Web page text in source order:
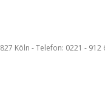
Köln - Telefon: 0221 - 912